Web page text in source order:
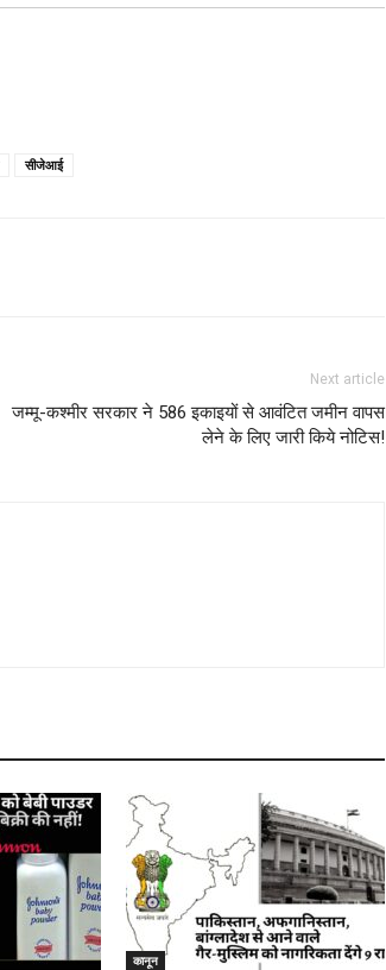
सीजेआई
Next article
जम्मू-कश्मीर सरकार ने 586 इकाइयों से आवंटित जमीन वापस
लेने के लिए जारी किये नोटिस!
कानून